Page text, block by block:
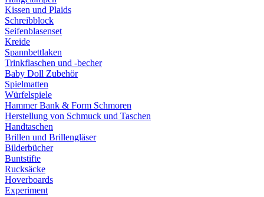
Kissen und Plaids
Schreibblock
Seifenblasenset
Kreide
Spannbettlaken
Trinkflaschen und -becher
Baby Doll Zubehör
Spielmatten
Würfelspiele
Hammer Bank & Form Schmoren
Herstellung von Schmuck und Taschen
Handtaschen
Brillen und Brillengläser
Bilderbücher
Buntstifte
Rucksäcke
Hoverboards
Experiment